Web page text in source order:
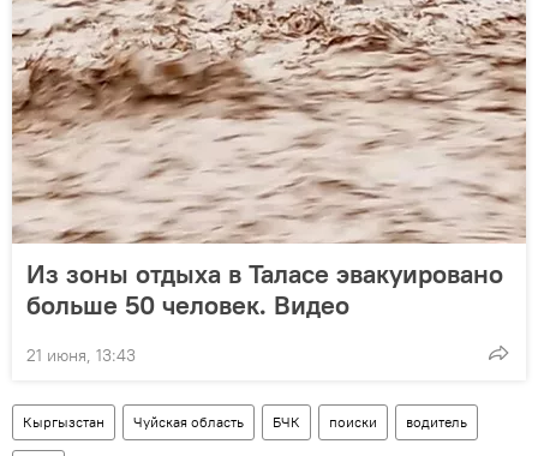
Из зоны отдыха в Таласе эвакуировано
больше 50 человек. Видео
21 июня, 13:43
Кыргызстан Чуйская область БЧК поиски водитель